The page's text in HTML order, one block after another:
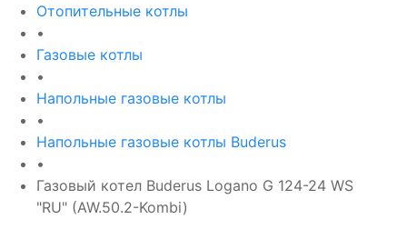
Отопительные котлы
•
Газовые котлы
•
Напольные газовые котлы
•
Напольные газовые котлы Buderus
•
Газовый котел Buderus Logano G 124-24 WS
"RU" (AW.50.2-Kombi)